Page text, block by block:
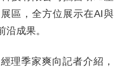
區，全方位展示在AI與
成果。
季家爽向記者介紹，